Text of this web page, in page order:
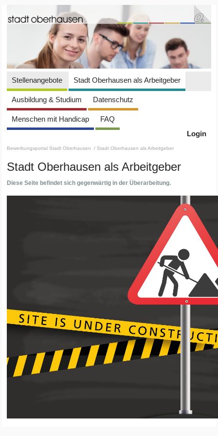
Stellenangebote Stadt Oberhausen als Arbeitgeber
Ausbildung & Studium Datenschutz
Menschen mit Handicap
FAQ
Login
Bewerbungsportal Stadt Oberhausen / Stadt Oberhausen als Arbeitgeber
Stadt Oberhausen als Arbeitgeber
Diese Seite befindet sich gegenwärtig in der Überarbeitung.